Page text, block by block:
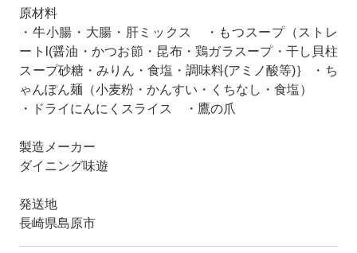
原材料
・牛小腸・大腸・肝ミックス ・もつスープ（ストレ
ートl(醤油・かつお節・昆布・鶏ガラスープ・干し貝柱
スープ砂糖・みりん・食塩・調味料(アミノ酸等)｝ ・ち
ゃんぽん麺（小麦粉・かんすい・くちなし・食塩）
・ドライにんにくスライス ・鷹の爪
製造メーカー
ダイニング味遊
発送地
長崎県島原市